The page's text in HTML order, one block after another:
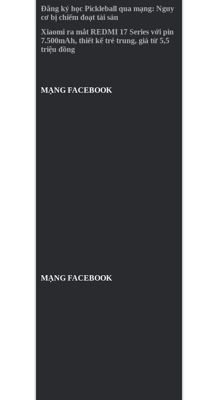
Đăng ký học Pickleball qua mạng: Nguy
cơ bị chiếm đoạt tài sản
Xiaomi ra mắt REDMI 17 Series với pin
7.500mAh, thiết kế trẻ trung, giá từ 5,5
triệu đồng
MẠNG FACEBOOK
MẠNG FACEBOOK